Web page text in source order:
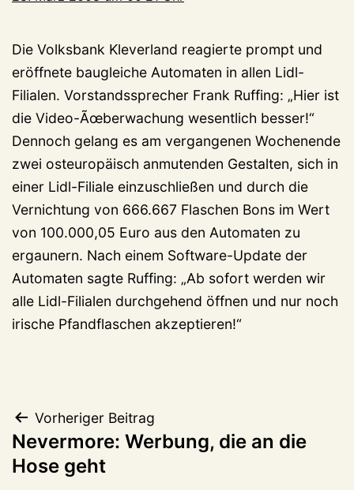
Die Volksbank Kleverland reagierte prompt und
eröffnete baugleiche Automaten in allen Lidl-
Filialen. Vorstandssprecher Frank Ruffing: „Hier ist
die Video-Ãœberwachung wesentlich besser!“
Dennoch gelang es am vergangenen Wochenende
zwei osteuropäisch anmutenden Gestalten, sich in
einer Lidl-Filiale einzuschließen und durch die
Vernichtung von 666.667 Flaschen Bons im Wert
von 100.000,05 Euro aus den Automaten zu
ergaunern. Nach einem Software-Update der
Automaten sagte Ruffing: „Ab sofort werden wir
alle Lidl-Filialen durchgehend öffnen und nur noch
irische Pfandflaschen akzeptieren!“
Beitragsnavigation
Vorheriger Beitrag
Nevermore: Werbung, die an die
Hose geht